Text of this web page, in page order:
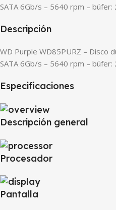
SATA 6Gb/s – 5640 rpm – búfer:
Descripción
WD Purple WD85PURZ – Disco
SATA 6Gb/s – 5640 rpm – búfer:
Especificaciones
Descripción general
Procesador
Pantalla